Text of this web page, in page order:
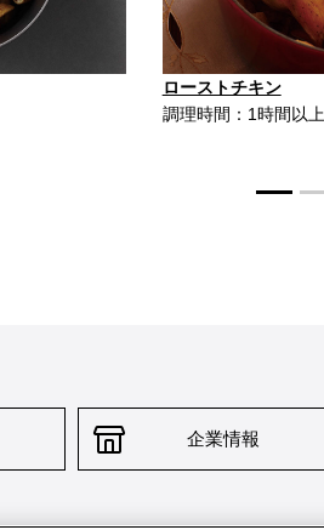
ローストチキン
調理時間：1時間以上
企業情報